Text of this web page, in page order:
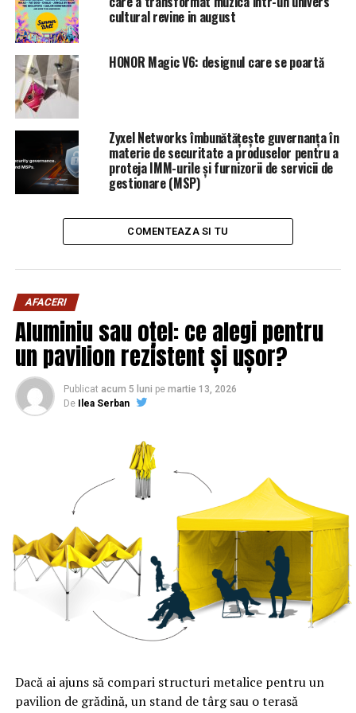
cultural revine in august
HONOR Magic V6: designul care se poartă
Zyxel Networks îmbunătățește guvernanța în
materie de securitate a produselor pentru a
proteja IMM-urile și furnizorii de servicii de
gestionare (MSP)
COMENTEAZA SI TU
AFACERI
Aluminiu sau oțel: ce alegi pentru
un pavilion rezistent și ușor?
Publicat acum 5 luni pe martie 13, 2026
De
Ilea Serban
Dacă ai ajuns să compari structuri metalice pentru un
pavilion de grădină, un stand de târg sau o terasă